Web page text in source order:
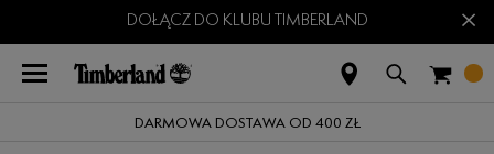
DOŁĄCZ DO KLUBU TIMBERLAND ×
DARMOWA DOSTAWA OD 400 ZŁ